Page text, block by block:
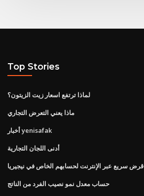
Top Stories
لماذا ترتفع اسعار زيت الزيتون؟
ماذا يعني التعرض التجاري
أخبار yenisafak
أدنى اللجان التجارية
قرض سريع عبر الإنترنت لحسابهم الخاص في نيجيريا
حساب معدل نمو نصيب الفرد من الناتج